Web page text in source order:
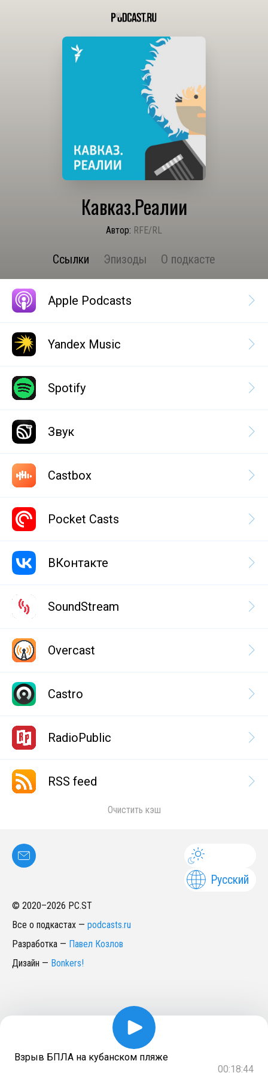
Кавказ.Реалии
Автор: RFE/RL
Ссылки Эпизоды О подкасте
Apple Podcasts
Yandex Music
Spotify
Звук
Castbox
Pocket Casts
ВКонтакте
SoundStream
Overcast
Castro
RadioPublic
RSS feed
Очистить кэш
Русский
© 2020–2026 PC.ST
Все о подкастах — podcasts.ru
Разработка — Павел Козлов
Дизайн — Bonkers!
Взрыв БПЛА на кубанском пляже
00:18:44